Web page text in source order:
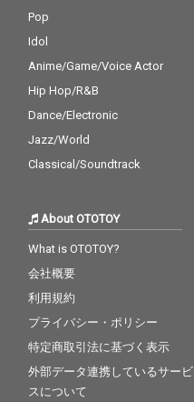
Pop
Idol
Anime/Game/Voice Actor
Hip Hop/R&B
Dance/Electronic
Jazz/World
Classical/Soundtrack
About OTOTOY
What is OTOTOY?
会社概要
利用規約
プライバシー・ポリシー
特定商取引法に基づく表示
外部データ連携しているサービ
スについて